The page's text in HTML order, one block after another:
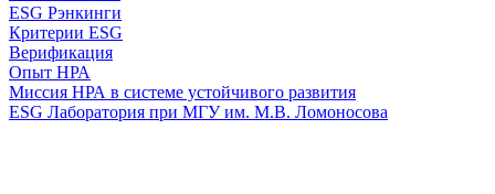
ESG Рэнкинги
Критерии ESG
Верификация
Опыт НРА
Миссия НРА в системе устойчивого развития
ESG Лаборатория при МГУ им. М.В. Ломоносова